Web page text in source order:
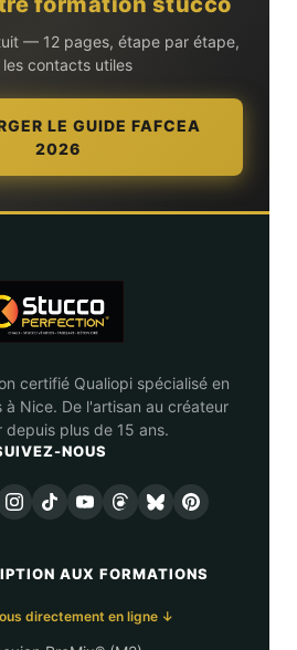
— 12 pages, étape par étape,
contacts utiles
LE GUIDE FAFCEA
2026
certifié Qualiopi spécialisé en
Nice. De l'artisan au créateur
depuis plus de 15 ans.
NOUS
AUX FORMATIONS
directement en ligne ↓